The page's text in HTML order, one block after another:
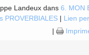
Landeux dans 6. MON
PROVERBIALES| Lien
|